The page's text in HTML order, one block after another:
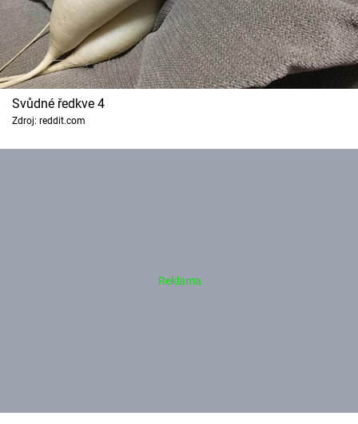
Svůdné ředkve 4
Zdroj: reddit.com